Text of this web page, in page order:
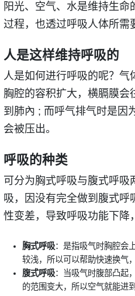
阳光、空气、水是维持生
过程，也透过呼吸人体所需
人是这样维持呼吸的
人是如何进行呼吸的呢？气
胸腔的容积扩大，横膈膜会
到肺內 ; 而呼气排气时是因
会被压出。
呼吸的种类
可分为胸式呼吸与腹式呼
吸，因没有完全做到腹式
性变差，导致呼吸功能下降
胸式呼吸：是指吸气时胸腔会
较浅，所以可以帮助快速换气
腹式呼吸：当吸气时腹部凸起
的范围变大，所以空气就能进